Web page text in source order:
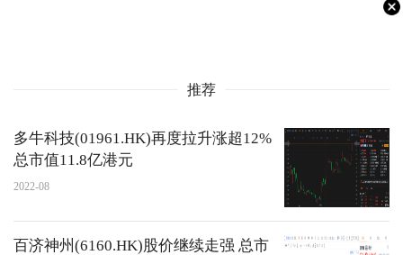
推荐
多牛科技(01961.HK)再度拉升涨超12%
总市值11.8亿港元
2022-08
百济神州(6160.HK)股价继续走强 总市